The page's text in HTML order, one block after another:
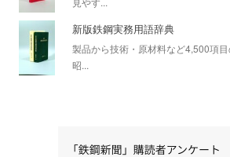
新版鉄鋼実務用語辞典
製品から技術・原材料など4,500項目
昭...